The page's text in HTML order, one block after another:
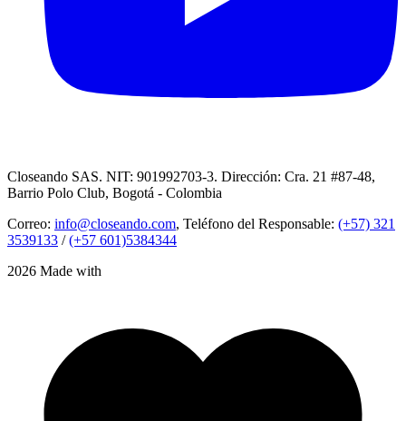
Closeando SAS. NIT: 901992703-3. Dirección: Cra. 21 #87-48,
Barrio Polo Club, Bogotá - Colombia
Correo: info@closeando.com, Teléfono del Responsable: (+57) 321
3539133 /(+57 601)5384344
2026 Made with